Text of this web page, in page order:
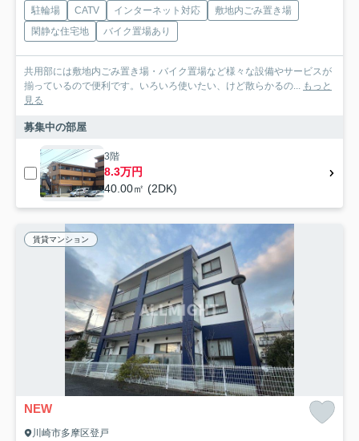
駐輪場 CATV インターネット対応
敷地内ごみ置き場
閑静な住宅地
バイク置場あり
共用部には敷地内ごみ置き場・バイク置場など様々な設備やサービスが
揃っているので便利です。いろいろ使いたい、けど散らかるの... もっと
見る
募集中の部屋
3階
8.3万円
40.00㎡ (2DK)
賃貸マンション
NEW
川崎市多摩区登戸